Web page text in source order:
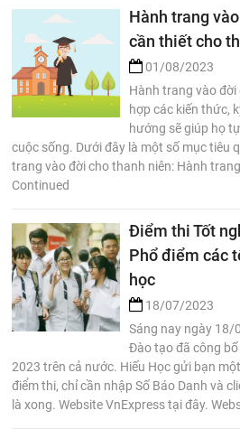
Hành trang
cần thiết cho
01/08/2023
Hành trang vào
hợp các kiến thức,
hướng sẽ giúp họ
cuộc sống. Dưới đây là một số mục tiêu
trang vào đời cho thanh niên: Hành
Continued
Điểm thi Tốt
Phổ điểm các
học
18/07/2023
Sáng nay ngày 18/
Đào tạo đã công
2023 trên cả nước. Hiếu Học gửi bạn
điểm thi, chỉ cần nhập Số Báo Danh và
là xong. Website VnExpress tại đây.